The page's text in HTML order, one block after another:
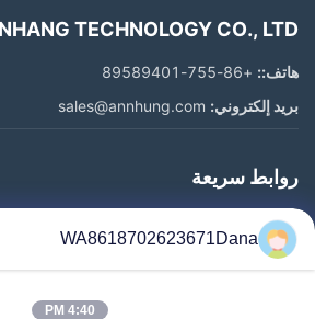
TECHNOLOGY CO., LTD
هاتف:: +86-755-89589401
بريد إلكتروني:
روابط سريعة
المنزل
المنتجات
WA8618702623671Dana
4:40 PM